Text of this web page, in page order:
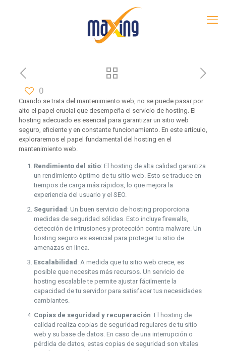
0
Cuando se trata del mantenimiento web, no se puede pasar por
alto el papel crucial que desempeña el servicio de hosting. El
hosting adecuado es esencial para garantizar un sitio web
seguro, eficiente y en constante funcionamiento. En este artículo,
exploraremos el papel fundamental del hosting en el
mantenimiento web.
Rendimiento del sitio: El hosting de alta calidad garantiza
un rendimiento óptimo de tu sitio web. Esto se traduce en
tiempos de carga más rápidos, lo que mejora la
experiencia del usuario y el SEO.
Seguridad : Un buen servicio de hosting proporciona
medidas de seguridad sólidas. Esto incluye firewalls,
detección de intrusiones y protección contra malware. Un
hosting seguro es esencial para proteger tu sitio de
amenazas en línea.
Escalabilidad : A medida que tu sitio web crece, es
posible que necesites más recursos. Un servicio de
hosting escalable te permite ajustar fácilmente la
capacidad de tu servidor para satisfacer tus necesidades
cambiantes.
Copias de seguridad y recuperación: El hosting de
calidad realiza copias de seguridad regulares de tu sitio
web y su base de datos. En caso de una interrupción o
pérdida de datos, estas copias de seguridad son vitales